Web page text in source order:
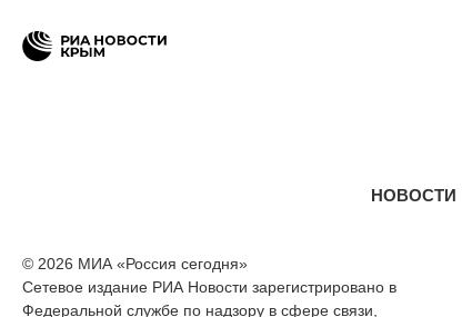
НОВОСТИ
© 2026 МИА «Россия сегодня»
Сетевое издание РИА Новости зарегистрировано в
Федеральной службе по надзору в сфере связи,